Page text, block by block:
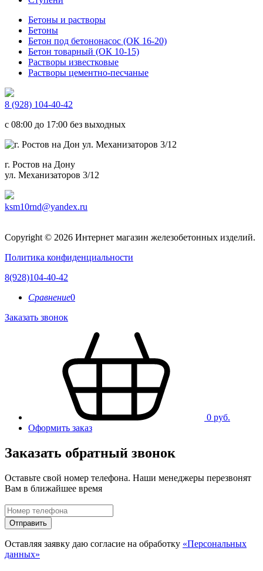
Бетоны и растворы
Бетоны
Бетон под бетононасос (ОК 16-20)
Бетон товарный (ОК 10-15)
Растворы известковые
Растворы цементно-песчаные
8 (928) 104-40-42
c 08:00 до 17:00 без выходных
г. Ростов на Дону
ул. Механизаторов 3/12
ksm10rnd@yandex.ru
Copyright © 2026 Интернет магазин железобетонных изделий.
Политика конфиденциальности
8(928)104-40-42
Сравнение0
Заказать звонок
0 руб.
Оформить заказ
Заказать обратный звонок
Оставьте свой номер телефона. Наши менеджеры перезвонят
Вам в ближайшее время
Отправить
Оставляя заявку даю согласие на обработку «Персональных
данных»